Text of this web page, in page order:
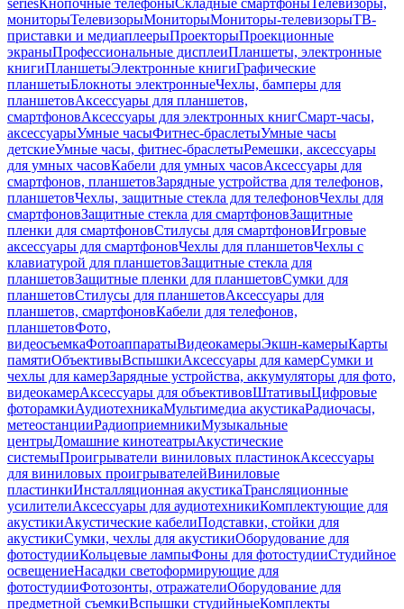
seriesКнопочные телефоныСкладные смартфоныТелевизоры,
мониторыТелевизорыМониторыМониторы-телевизорыТВ-
приставки и медиаплеерыПроекторыПроекционные
экраныПрофессиональные дисплеиПланшеты, электронные
книгиПланшетыЭлектронные книгиГрафические
планшетыБлокноты электронныеЧехлы, бамперы для
планшетовАксессуары для планшетов,
смартфоновАксессуары для электронных книгСмарт-часы,
аксессуарыУмные часыФитнес-браслетыУмные часы
детскиеУмные часы, фитнес-браслетыРемешки, аксессуары
для умных часовКабели для умных часовАксессуары для
смартфонов, планшетовЗарядные устройства для телефонов,
планшетовЧехлы, защитные стекла для телефоновЧехлы для
смартфоновЗащитные стекла для смартфоновЗащитные
пленки для смартфоновСтилусы для смартфоновИгровые
аксессуары для смартфоновЧехлы для планшетовЧехлы с
клавиатурой для планшетовЗащитные стекла для
планшетовЗащитные пленки для планшетовСумки для
планшетовСтилусы для планшетовАксессуары для
планшетов, смартфоновКабели для телефонов,
планшетовФото,
видеосъемкаФотоаппаратыВидеокамерыЭкшн-камерыКарты
памятиОбъективыВспышкиАксессуары для камерСумки и
чехлы для камерЗарядные устройства, аккумуляторы для фото,
видеокамерАксессуары для объективовШтативыЦифровые
фоторамкиАудиотехникаМультимедиа акустикаРадиочасы,
метеостанцииРадиоприемникиМузыкальные
центрыДомашние кинотеатрыАкустические
системыПроигрыватели виниловых пластинокАксессуары
для виниловых проигрывателейВиниловые
пластинкиИнсталляционная акустикаТрансляционные
усилителиАксессуары для аудиотехникиКомплектующие для
акустикиАкустические кабелиПодставки, стойки для
акустикиСумки, чехлы для акустикиОборудование для
фотостудииКольцевые лампыФоны для фотостудииСтудийное
освещениеНасадки светоформирующие для
фотостудииФотозонты, отражателиОборудование для
предметной съемкиВспышки студийныеКомплекты